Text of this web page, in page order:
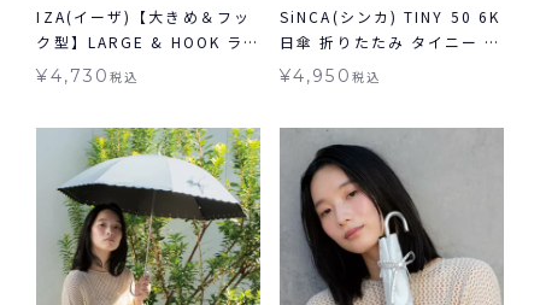
IZA(イーザ)【大きめ＆フッ
ク型】LARGE & HOOK ラ
ージ＆フック 日傘 折りたた
¥4,730税込
SiNCA(シンカ) TINY 50 6K
日傘 折りたたみ タイニー コ
ンパクト 晴雨兼用 送料無料
¥4,950 税込